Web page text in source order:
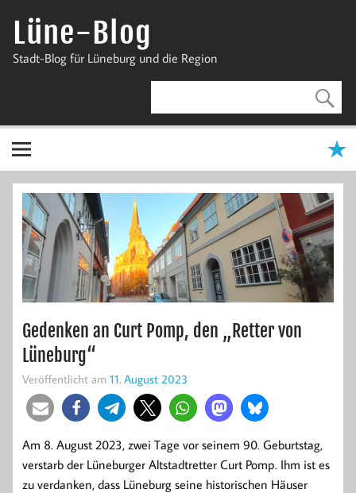
InhaltLüne-Blog
Stadt-Blog für Lüneburg und die Region
Gedenken an Curt Pomp, den „Retter von
Lüneburg“
Veröffentlicht am 11. August 2023
Am 8. August 2023, zwei Tage vor seinem 90. Geburtstag,
verstarb der Lüneburger Altstadtretter Curt Pomp. Ihm ist es
zu verdanken, dass Lüneburg seine historischen Häuser